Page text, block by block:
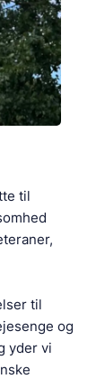
til
til
og
yder vi